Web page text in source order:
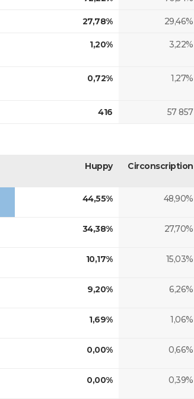
27,78% 29,46%
1,20% 3,22%
0,72% 1,27%
416 57 857
Huppy Circonscription
44,55% 48,90%
34,38% 27,70%
10,17% 15,03%
9,20% 6,26%
1,69% 1,06%
0,00% 0,66%
0,00% 0,39%